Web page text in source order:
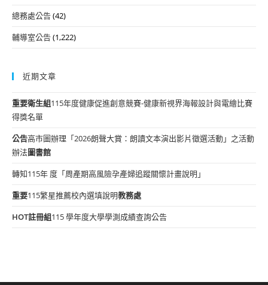
總務處公告(42)
輔導室公告(1,222)
近期文章
重要衛生組115年度健康促進創意競賽-健康新視界海報設計與電繪比賽
得獎名單
公告高市圖辦理「2026朗聲大賞：朗讀文本演出影片徵選活動」之活動
辦法圖書館
轉知115年 度「周產期高風險孕產婦追蹤關懷計畫說明」
重要115繁星推薦校內選填說明教務處
HOT註冊組115 學年度大學學測成績查詢公告